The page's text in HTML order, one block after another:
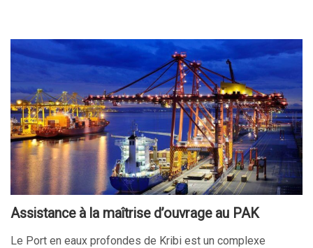
Assistance à la maîtrise d’ouvrage au PAK
Le Port en eaux profondes de Kribi est un complexe